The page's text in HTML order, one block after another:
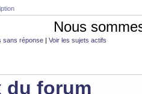
Nous
sans réponse | Voir les sujets actifs
du forum